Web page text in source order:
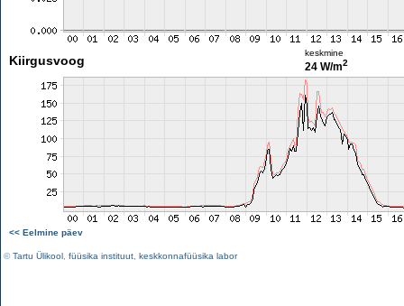
Kiirgusvoog
keskmine
24 W/m2
<< Eelmine päev
©Tartu Ülikool füüsika instituut keskkonnafüüsika labor